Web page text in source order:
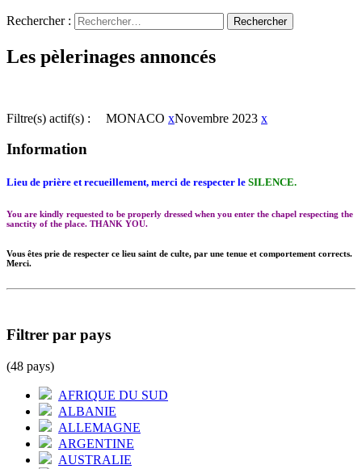
Rechercher :
Les pèlerinages annoncés
Filtre(s) actif(s) : MONACO xNovembre 2023 x
Information
Lieu de prière et recueillement, merci de respecter le SILENCE.
You are kindly requested to be properly dressed when you enter the chapel respecting the
sanctity of the place. THANK YOU.
Vous êtes prie de respecter ce lieu saint de culte, par une tenue et comportement corrects.
Merci.
Filtrer par pays
(48 pays)
AFRIQUE DU SUD
ALBANIE
ALLEMAGNE
ARGENTINE
AUSTRALIE